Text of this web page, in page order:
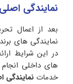
نمایندگی
بعد از اعمال
نمایندگی های
در این شرایط
های داخلی انجام
خدمات نمایندگی